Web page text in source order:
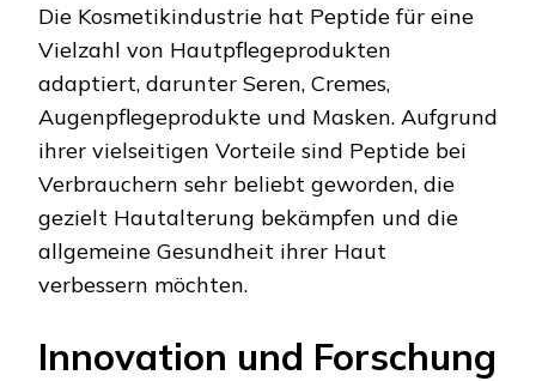
Die Kosmetikindustrie hat Peptide für eine
Vielzahl von Hautpflegeprodukten
adaptiert, darunter Seren, Cremes,
Augenpflegeprodukte und Masken. Aufgrund
ihrer vielseitigen Vorteile sind Peptide bei
Verbrauchern sehr beliebt geworden, die
gezielt Hautalterung bekämpfen und die
allgemeine Gesundheit ihrer Haut
verbessern möchten.
Innovation und Forschung